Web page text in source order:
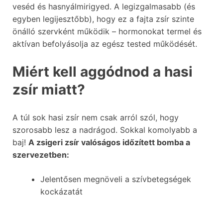
veséd és hasnyálmirigyed. A legizgalmasabb (és
egyben legijesztőbb), hogy ez a fajta zsír szinte
önálló szervként működik – hormonokat termel és
aktívan befolyásolja az egész tested működését.
Miért kell aggódnod a hasi
zsír miatt?
A túl sok hasi zsír nem csak arról szól, hogy
szorosabb lesz a nadrágod. Sokkal komolyabb a
baj! A zsigeri zsír valóságos időzített bomba a
szervezetben:
Jelentősen megnöveli a szívbetegségek
kockázatát